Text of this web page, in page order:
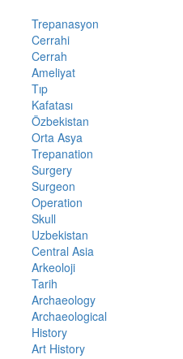
Trepanasyon
Cerrahi
Cerrah
Ameliyat
Tıp
Kafatası
Özbekistan
Orta Asya
Trepanation
Surgery
Surgeon
Operation
Skull
Uzbekistan
Central Asia
Arkeoloji
Tarih
Archaeology
Archaeological
History
Art History